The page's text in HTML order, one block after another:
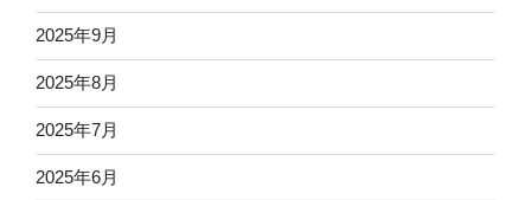
2025年9月
2025年8月
2025年7月
2025年6月